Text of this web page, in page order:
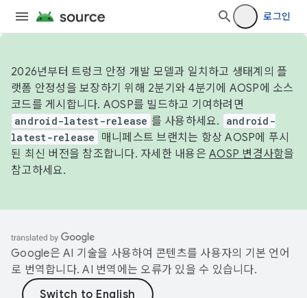
로그인
2026년부터 트렁크 안정 개발 모델과 일치하고 생태계의 플
랫폼 안정성을 보장하기 위해 2분기와 4분기에 AOSP에 소스
코드를 게시합니다. AOSP를 빌드하고 기여하려면
android-latest-release 를 사용하세요.
android-
latest-release
매니페스트 브랜치는 항상 AOSP에 푸시
된 최신 버전을 참조합니다. 자세한 내용은 AOSP 변경사항을
참고하세요.
Google은 AI 기술을 사용하여 콘텐츠를 사용자의 기본 언어
로 번역합니다. AI 번역에는 오류가 있을 수 있습니다.